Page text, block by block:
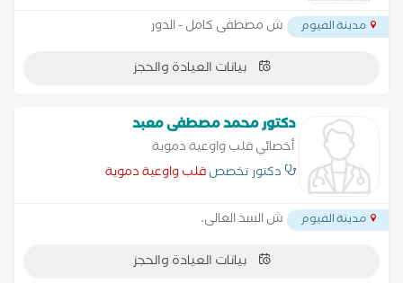
مدينة الفيوم ش مصطفى كامل - الدور
بيانات العيادة والحجز
دكتور محمد مصطفى معبد
أخصائي قلب واوعية دموية
دكتور تخصصقلب واوعية دموية
مدينة الفيوم ش السد العالى،
بيانات العيادة والحجز